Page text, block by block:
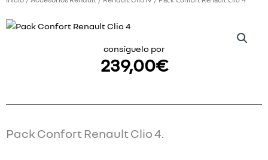
consíguelo por
239,00€
Pack Confort Renault Clio 4.